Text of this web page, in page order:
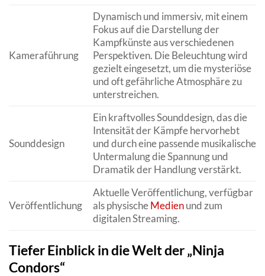
Kameraführung
Dynamisch und immersiv, mit einem
Fokus auf die Darstellung der
Kampfkünste aus verschiedenen
Perspektiven. Die Beleuchtung wird
gezielt eingesetzt, um die mysteriöse
und oft gefährliche Atmosphäre zu
unterstreichen.
Sounddesign
Ein kraftvolles Sounddesign, das die
Intensität der Kämpfe hervorhebt
und durch eine passende musikalische
Untermalung die Spannung und
Dramatik der Handlung verstärkt.
Veröffentlichung
Aktuelle Veröffentlichung, verfügbar
als physischeMedienund zum
digitalen Streaming.
Tiefer Einblick in die Welt der „Ninja
Condors“